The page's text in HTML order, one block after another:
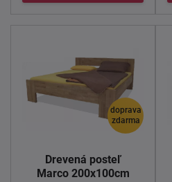
doprava
zdarma
Drevená posteľ
Marco 200x100cm